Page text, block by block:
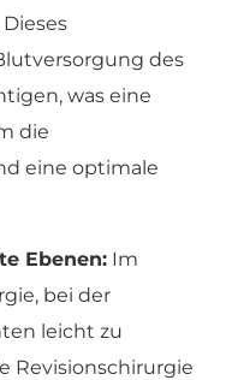
des
was eine
die
eine optimale
Ebenen: Im
bei der
leicht zu
Revisionschirurgie